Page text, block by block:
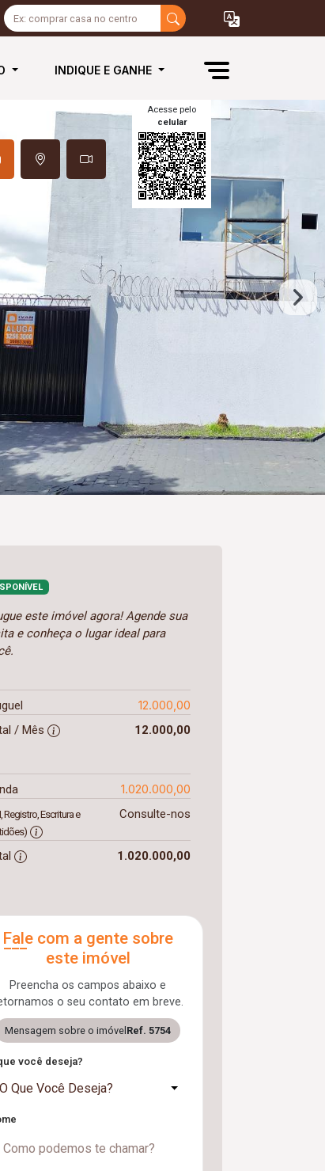
INDIQUE E GANHE
Acesse pelo
celular
este imóvel agora! Agende sua
e conheça o lugar ideal para
12.000,00
/ Mês 12.000,00
1.020.000,00
Registro, Escritura e
Consulte-nos
1.020.000,00
Fale com a gente sobre
este imóvel
Preencha os campos abaixo e
o seu contato em breve.
Mensagem sobre o imóvel Ref. 5754
você deseja?
O Que Você Deseja?